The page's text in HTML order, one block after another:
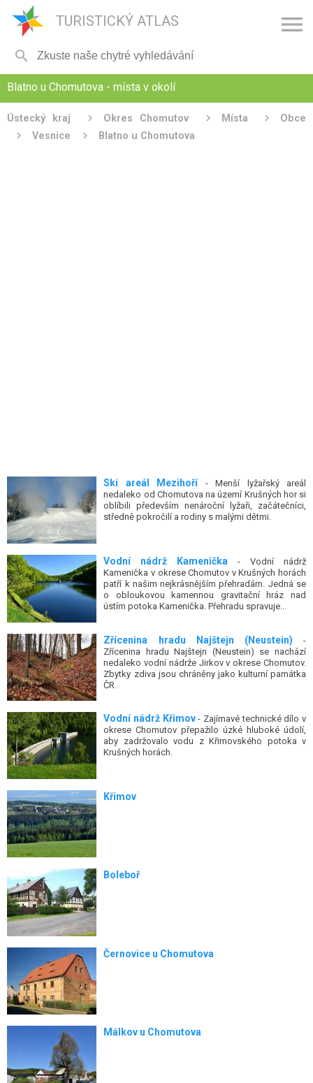
TURISTICKÝ ATLAS 

Blatno u Chomutova - místa v okolí
Ústecký kraj Okres Chomutov Místa
Obce
Vesnice
Blatno u Chomutova
Ski areál Mezihoří - Menší lyžařský areál
nedaleko od Chomutova na území Krušných hor si
oblíbili především nenároční lyžaři, začátečníci,
středně pokročilí a rodiny s malými dětmi.
Vodní nádrž Kamenička - Vodní nádrž
Kamenička v okrese Chomutov v Krušných horách
patří k našim nejkrásnějším přehradám. Jedná se
o obloukovou kamennou gravitační hráz nad
ústím potoka Kamenička. Přehradu spravuje...
Zřícenina hradu Najštejn (Neustein) -
Zřícenina hradu Najštejn (Neustein) se nachází
nedaleko vodní nádrže Jirkov v okrese Chomutov.
Zbytky zdiva jsou chráněny jako kulturní památka
ČR.
Vodní nádrž Křimov- Zajímavé technické dílo v
okrese Chomutov přepažilo úzké hluboké údolí,
aby zadržovalo vodu z Křimovského potoka v
Krušných horách.
Křimov
Boleboř
Černovice u Chomutova
Málkov u Chomutova